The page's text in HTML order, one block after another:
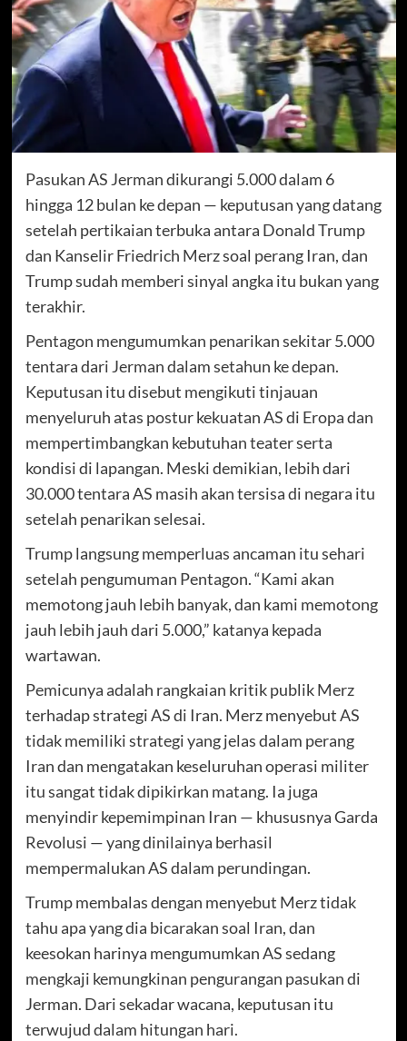
Pasukan AS Jerman dikurangi 5.000 dalam 6
hingga 12 bulan ke depan — keputusan yang datang
setelah pertikaian terbuka antara Donald Trump
dan Kanselir Friedrich Merz soal perang Iran, dan
Trump sudah memberi sinyal angka itu bukan yang
terakhir.
Pentagon mengumumkan penarikan sekitar 5.000
tentara dari Jerman dalam setahun ke depan.
Keputusan itu disebut mengikuti tinjauan
menyeluruh atas postur kekuatan AS di Eropa dan
mempertimbangkan kebutuhan teater serta
kondisi di lapangan. Meski demikian, lebih dari
30.000 tentara AS masih akan tersisa di negara itu
setelah penarikan selesai.
Trump langsung memperluas ancaman itu sehari
setelah pengumuman Pentagon. “Kami akan
memotong jauh lebih banyak, dan kami memotong
jauh lebih jauh dari 5.000,” katanya kepada
wartawan.
Pemicunya adalah rangkaian kritik publik Merz
terhadap strategi AS di Iran. Merz menyebut AS
tidak memiliki strategi yang jelas dalam perang
Iran dan mengatakan keseluruhan operasi militer
itu sangat tidak dipikirkan matang. Ia juga
menyindir kepemimpinan Iran — khususnya Garda
Revolusi — yang dinilainya berhasil
mempermalukan AS dalam perundingan.
Trump membalas dengan menyebut Merz tidak
tahu apa yang dia bicarakan soal Iran, dan
keesokan harinya mengumumkan AS sedang
mengkaji kemungkinan pengurangan pasukan di
Jerman. Dari sekadar wacana, keputusan itu
terwujud dalam hitungan hari.